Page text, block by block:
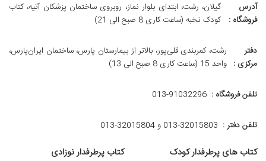
آدرس
فروشگاه :
گیلان، رشت، ابتدای بلوار نماز، روبروی ساختمان پزشکان آتیه، کتاب
کودک نخبه (ساعت کاری 8 صبح الی 21)
دفتر
مرکزی :
رشت، کمربندی قلی‌پور، بالاتر از بیمارستان پارس، ساختمان ایران‌پارس،
واحد 15 (ساعت کاری 8 صبح الی 13)
تلفن فروشگاه : 013-91032296
تلفن دفتر : 013-32015803 و 32015804-013
کتاب های پرطرفدار کودک کتاب پرطرفدار نوزادی